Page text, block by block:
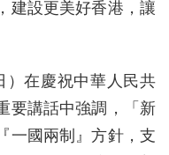
建設更美好香港，讓
）在慶祝中華人民共
要講話中強調，「新
一國兩制』方針，支